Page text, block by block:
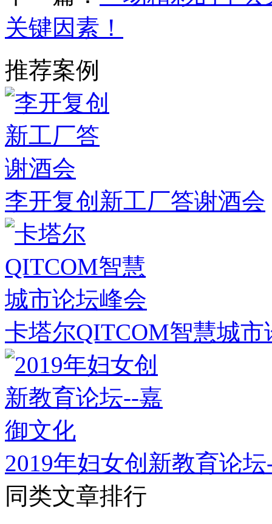
关键因素！
推荐案例
李开复创新工厂答谢酒会
卡塔尔QITCOM智慧城市
2019年妇女创新教育论
同类文章排行